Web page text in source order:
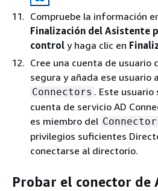
Compruebe la información
Finalización del Asistente
control y haga clic en
Cree una cuenta de usuario
segura y añada ese usuario
Connectors . Este usuario
cuenta de servicio AD
es miembro del
privilegios suficientes
conectarse al directorio.
Probar el conector de